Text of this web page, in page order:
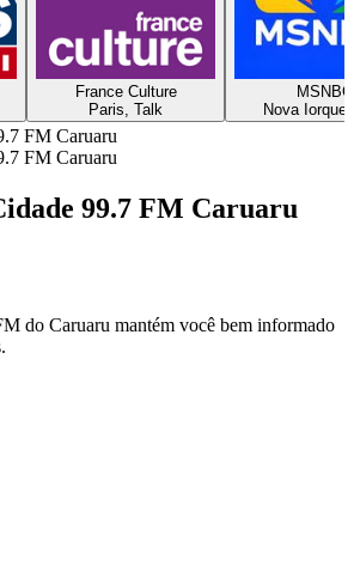
France Culture
Paris, Talk
MSNBC
Nova
FM Caruaru
FM Caruaru
99.7 FM Caruaru
do Caruaru mantém você bem informado